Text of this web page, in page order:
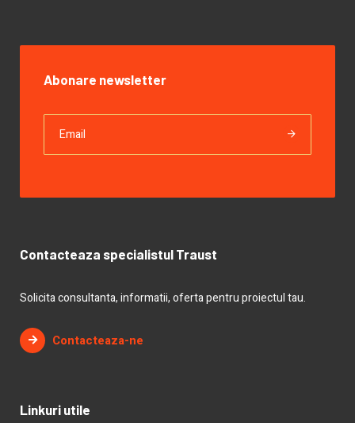
Abonare newsletter
Contacteaza specialistul Traust
Solicita consultanta, informatii, oferta pentru proiectul tau.
Contacteaza-ne
Linkuri utile